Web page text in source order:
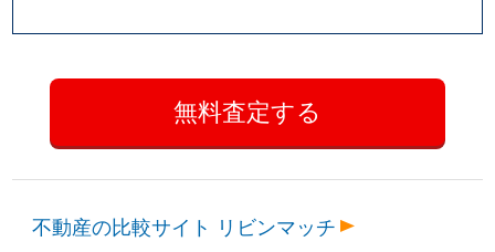
不動産の比較サイト リビンマッチ